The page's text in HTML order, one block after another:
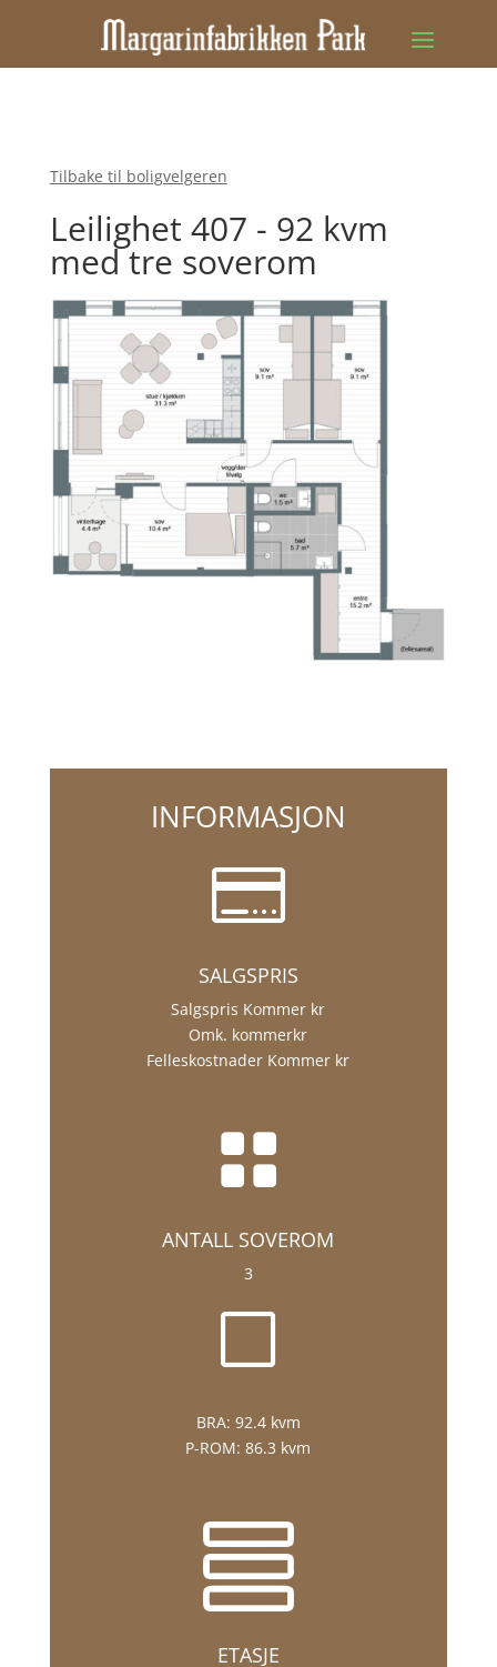
Tilbake til boligvelgeren
Leilighet 407 - 92 kvm
med tre soverom
INFORMASJON

SALGSPRIS
Salgspris Kommer kr
Omk. kommerkr
Felleskostnader Kommer kr

ANTALL SOVEROM
3
V
BRA: 92.4 kvm
P-ROM: 86.3 kvm
ETASJE